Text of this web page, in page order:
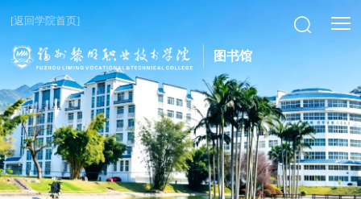
[返回学院首页]
图书馆